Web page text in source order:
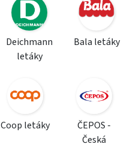
Deichmann
letáky
Bala letáky
Coop letáky
ČEPOS -
Česká